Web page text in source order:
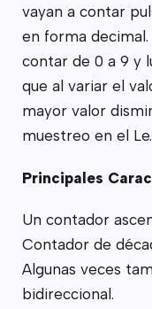
vayan a contar
en forma
contar de 0 a 9 y
que al variar el
mayor valor
muestreo en el Le.
Principales
Un contador
Contador de
Algunas veces
bidireccional.